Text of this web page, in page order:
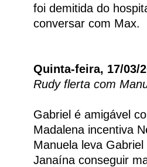
foi demitida do
conversar com Max.
Quinta-feira, 17/03/
Rudy flerta com
Gabriel é amigável
Madalena incentiva
Manuela leva
Janaína conseguir